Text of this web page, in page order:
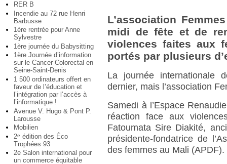
RER B
Incendie au 72 rue Henri
Barbusse
1ère rentrée pour Anne
Sylvestre
1ère journée du Babysitting
1ère Journée d’information
sur le Cancer Colorectal en
Seine-Saint-Denis
1 500 ordinateurs offert en
faveur de l’éducation et
l’intégration par l’accès à
l’informatique !
Avenue V. Hugo & Pont P.
Larousse
Mobilien
2e édition des Éco
Trophées 93
2e Salon international pour
un commerce équitable
L’association
midi de fête et de
violences faites aux
portés par plusieurs
La journée internationale
dernier, mais l’association
Samedi à l’Espace
réaction face aux
Fatoumata Sire Diakité,
présidente-fondatrice de
des femmes au Mali (APDF).